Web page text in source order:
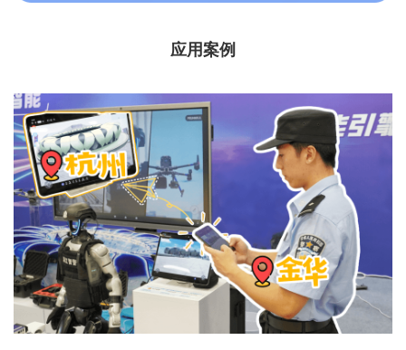
应用案例